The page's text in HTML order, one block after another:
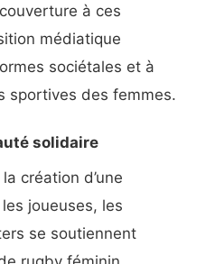
à ces
médiatique
sociétales et à
sportives des femmes.
solidaire
création d’une
joueuses, les
se soutiennent